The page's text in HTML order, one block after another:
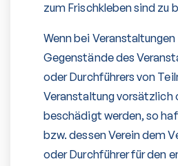
zum Frischkleben sind zu
Wenn bei
Gegenstände des
oder Durchführers von
Veranstaltung vorsätzlich
beschädigt werden, so
bzw. dessen Verein dem
oder Durchführer für den